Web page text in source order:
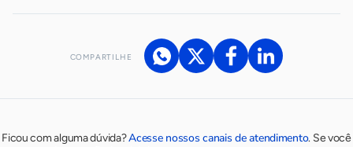
COMPARTILHE
Ficou com alguma dúvida?Acesse nossos canais de atendimento. Se você